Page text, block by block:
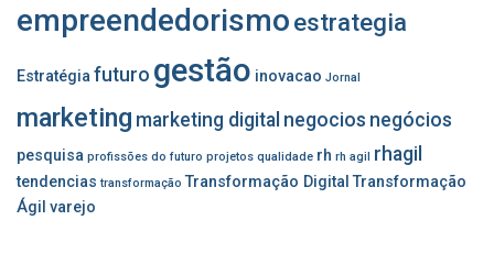
empreendedorismoestrategia
Estratégiafuturo gestão inovacao Jornal
marketing marketing digital negocios negócios
pesquisa profissões do futuro projetos qualidade rh rh agil rhagil
tendencias transformação Transformação Digital Transformação
Ágil varejo